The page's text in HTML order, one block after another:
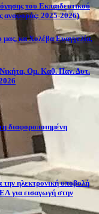
του Εκπαιδευτικού
αναφοράς: 2025-2026)
μας, κα Χολέβα Ευαγγελία,
Ομ. Καθ. Παν. Δυτ.
διαφοροποιημένη
την ηλεκτρονική υποβολή
για εισαγωγή στην